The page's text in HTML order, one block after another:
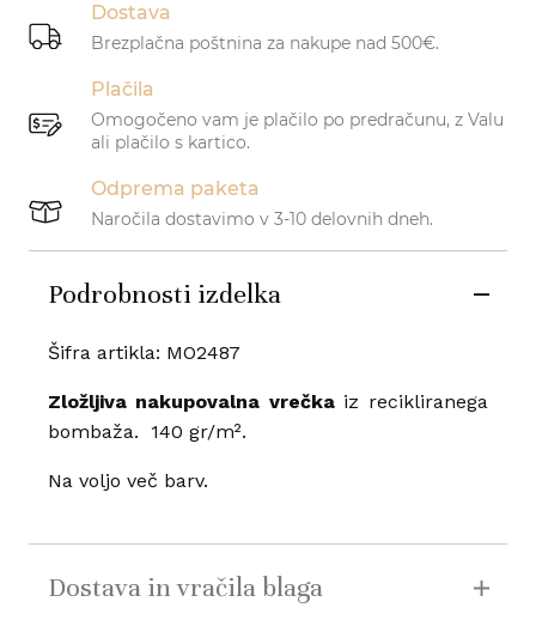
Dostava
Brezplačna poštnina za nakupe nad 500€.
Plačila
Omogočeno vam je plačilo po predračunu, z Valu
ali plačilo s kartico.
Odprema paketa
Naročila dostavimo v 3-10 delovnih dneh.
Podrobnosti izdelka
Šifra artikla: MO2487
Zložljiva nakupovalna vrečka iz recikliranega
bombaža. 140 gr/m².
Na voljo več barv.
Dostava in vračila blaga